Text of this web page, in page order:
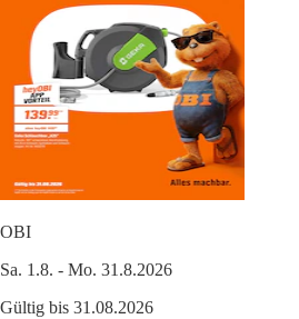
OBI
Sa. 1.8. - Mo. 31.8.2026
Gültig bis 31.08.2026